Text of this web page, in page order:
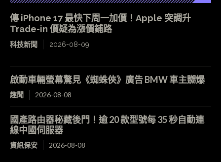
傳 iPhone 17 最快下周一加價！Apple 突調升
Trade-in 價疑為漲價鋪路
科技新聞 2026-08-09
啟動車輛螢幕驚見《蜘蛛俠》廣告 BMW 車主嬲爆
趣聞 2026-08-08
國產路由器秘藏後門！逾 20 款型號每 35 秒自動連
線中國伺服器
資訊保安 2026-08-08